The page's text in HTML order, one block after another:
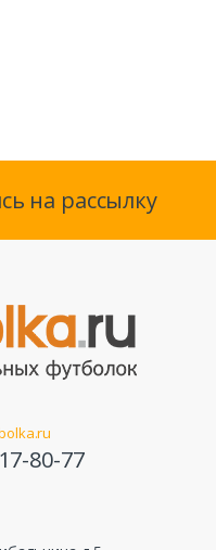
на рассылку
80-77